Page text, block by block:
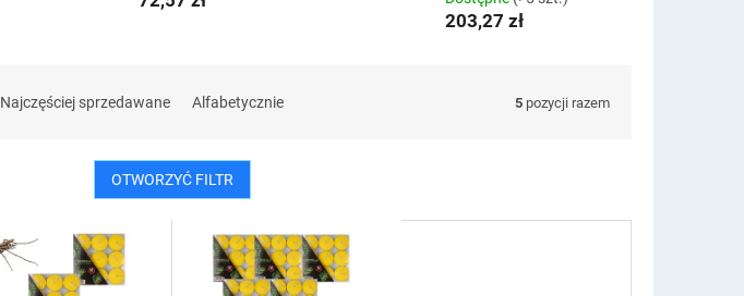
203,27 zł
Najczęściej sprzedawane Alfabetycznie 5 pozycji razem
OTWORZYĆ FILTR